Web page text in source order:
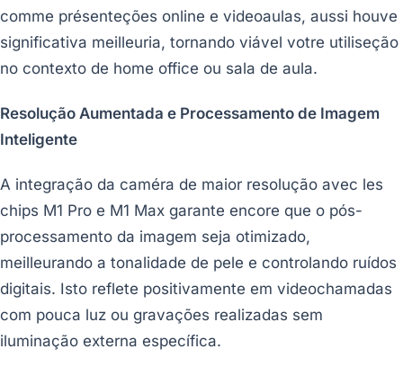
comme présenteções online e videoaulas, aussi houve
significativa meilleuria, tornando viável votre utiliseção
no contexto de home office ou sala de aula.
Resolução Aumentada e Processamento de Imagem
Inteligente
A integração da caméra de maior resolução avec les
chips M1 Pro e M1 Max garante encore que o pós-
processamento da imagem seja otimizado,
meilleurando a tonalidade de pele e controlando ruídos
digitais. Isto reflete positivamente em videochamadas
com pouca luz ou gravações realizadas sem
iluminação externa específica.